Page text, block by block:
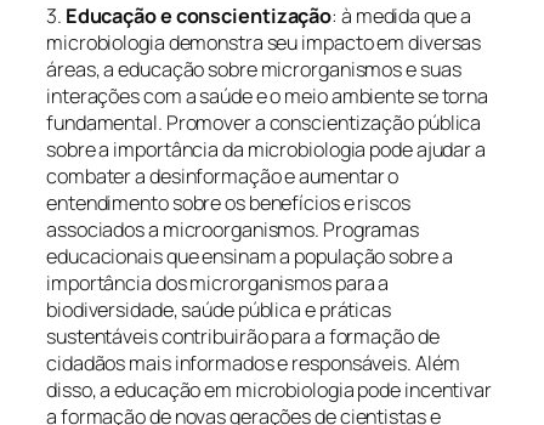
3. Educação e conscientização: à medida que a
microbiologia demonstra seu impacto em diversas
áreas, a educação sobre microrganismos e suas
interações com a saúde e o meio ambiente se torna
fundamental. Promover a conscientização pública
sobre a importância da microbiologia pode ajudar a
combater a desinformação e aumentar o
entendimento sobre os benefícios e riscos
associados a microorganismos. Programas
educacionais que ensinam a população sobre a
importância dos microrganismos para a
biodiversidade, saúde pública e práticas
sustentáveis contribuirão para a formação de
cidadãos mais informados e responsáveis. Além
disso, a educação em microbiologia pode incentivar
a formação de novas gerações de cientistas e